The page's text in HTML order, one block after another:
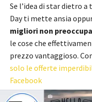
Se l’idea di star dietro
Day ti mette ansia
migliori non
le cose che
prezzo vantaggioso.
solo le offerte
Facebook